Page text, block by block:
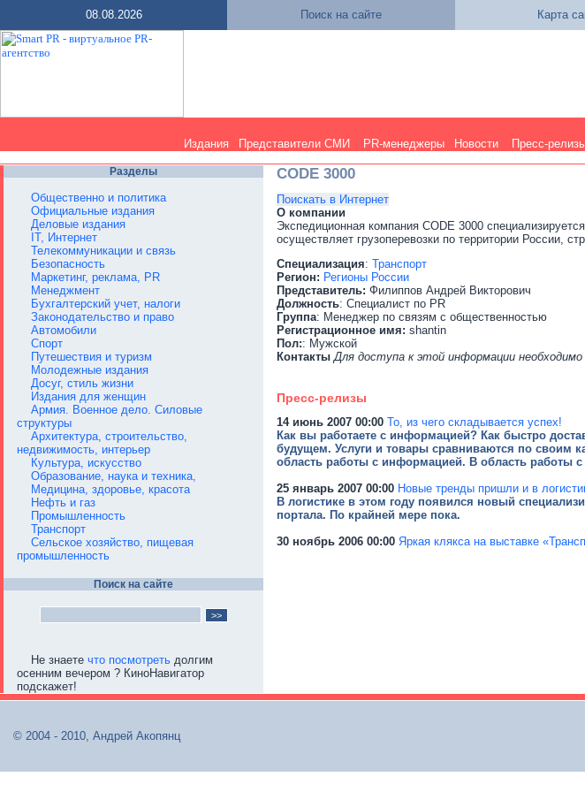
08.08.2026 Поиск на сайте Карта
Издания Представители СМИ PR-менеджеры Новости Пресс-
Разделы
Общественно и политика
Официальные издания
Деловые издания
IT, Интернет
Телекоммуникации и связь
Безопасность
Маркетинг, реклама, PR
Менеджмент
Бухгалтерский учет, налоги
Законодательство и право
Автомобили
Спорт
Путешествия и туризм
Молодежные издания
Досуг, стиль жизни
Издания для женщин
Армия. Военное дело. Силовые
структуры
Архитектура, строительство,
недвижимость, интерьер
Культура, искусство
Образование, наука и техника,
Медицина, здоровье, красота
Нефть и газ
Промышленность
Транспорт
Сельское хозяйство, пищевая
промышленность
Поиск на сайте
Не знаете что посмотреть долгим
осенним вечером ? КиноНавигатор
подскажет!
CODE 3000
Поискать в Интернет
О компании
Экспедиционная компания CODE 3000
осуществляет грузоперевозки по территории России,
Специализация: Транспорт
Регион: Регионы России
Представитель: Филиппов Андрей Викторович
Должность: Специалист по PR
Группа: Менеджер по связям с общественностью
Регистрационное имя: shantin
Пол:: Мужской
Контакты Для доступа к этой информации
Пресс-релизы
14 июнь 2007 00:00 То, из чего складывается успех!
Как вы работаете с информацией? Как быстро
будущем. Услуги и товары сравниваются по своим
область работы с информацией. В область работы
25 январь 2007 00:00 Новые тренды пришли и в
В логистике в этом году появился новый
портала. По крайней мере пока.
30 ноябрь 2006 00:00 Яркая клякса на выставке
© 2004 - 2010, Андрей Акопянц